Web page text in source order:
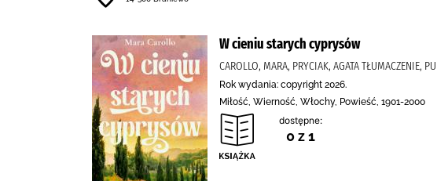
W cieniu starych cyprysów
CAROLLO, MARA, PRYCIAK, AGATA TŁUMACZENIE,
Rok wydania: copyright 2026.
Miłość, Wierność, Włochy, Powieść, 1901-2000
dostępne:
0 z 1